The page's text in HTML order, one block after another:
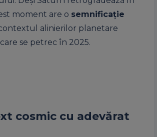
moment are o semnificație
alinierilor planetare
se petrec în 2025.
cosmic cu adevărat